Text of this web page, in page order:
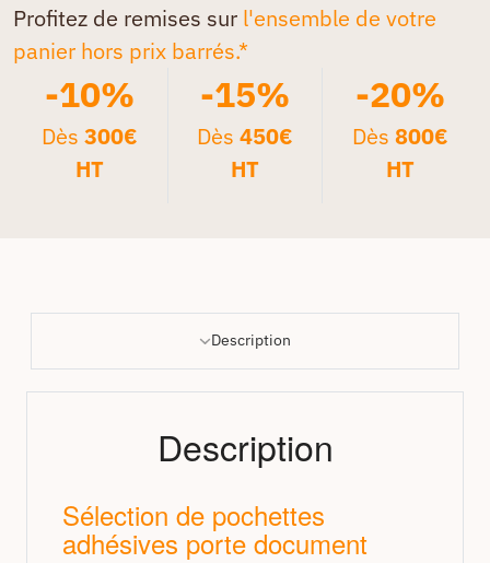
Profitez de remises sur l'ensemble de votre
panier hors prix barrés.*
-10%
Dès300€
HT
-15%
Dès 450€
HT
-20%
Dès 800€
HT
Description
Description
Sélection de pochettes
adhésives porte document